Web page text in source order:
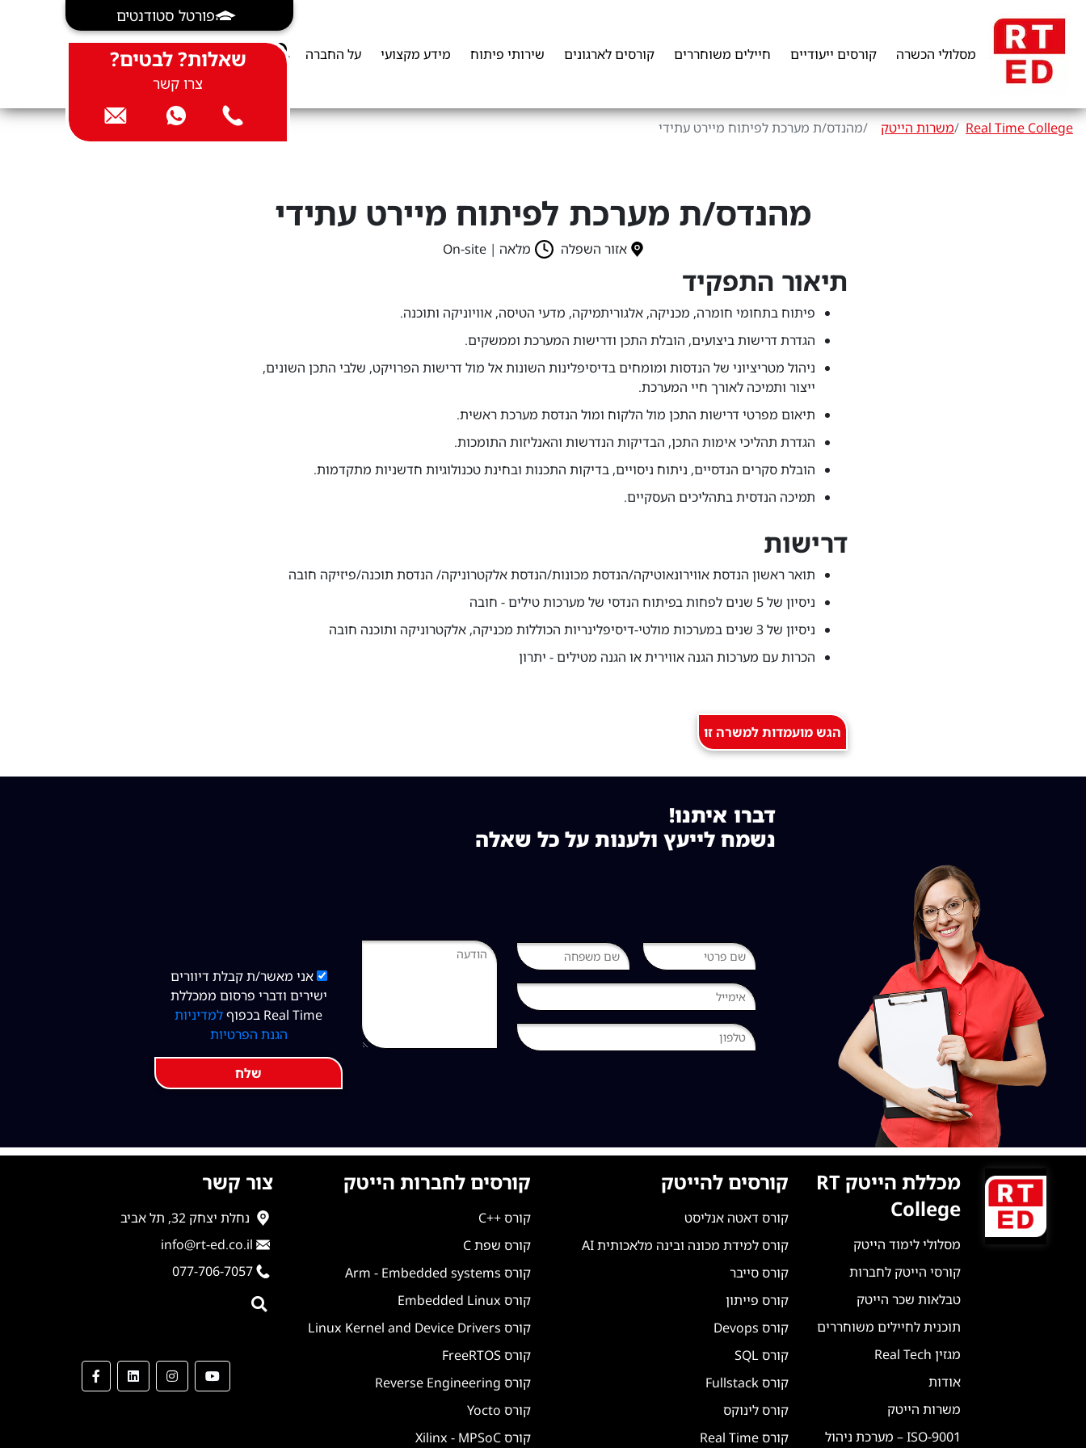
על החברה מידע מקצועי שירותי פיתוח קורסים לארגונים חיילים משוחררים קורסים ייעודיים מסלולי הכשרה
פורטל סטודנטים
שאלות? לבטים?
צרו קשר
Real Time College משרות הייטק מהנדס/ת מערכת לפיתוח מיירט עתידי
מהנדס/ת מערכת לפיתוח מיירט עתידי
אזור השפלה מלאה | On-site
תיאור התפקיד
פיתוח בתחומי חומרה, מכניקה, אלגוריתמיקה, מדעי הטיסה, אוויוניקה ותוכנה.
הגדרת דרישות ביצועים, הובלת התכן ודרישות המערכת וממשקים.
ניהול מטריציוני של הנדסות ומומחים בדיסיפלינות השונות אל מול דרישות הפרויקט, שלבי התכן השונים,
ייצור ותמיכה לאורך חיי המערכת.
תיאום מפרטי דרישות התכן מול הלקוח ומול הנדסת מערכת ראשית.
הגדרת תהליכי אימות התכן, הבדיקות הנדרשות והאנליזות התומכות.
הובלת סקרים הנדסיים, ניתוח ניסויים, בדיקות התכנות ובחינת טכנולוגיות חדשניות מתקדמות.
תמיכה הנדסית בתהליכים העסקיים.
דרישות
תואר ראשון הנדסת אווירונאוטיקה/הנדסת מכונות/הנדסת אלקטרוניקה/ הנדסת תוכנה/פיזיקה חובה
ניסיון של 5 שנים לפחות בפיתוח הנדסי של מערכות טילים - חובה
ניסיון של 3 שנים במערכות מולטי-דיסיפלינריות הכוללות מכניקה, אלקטרוניקה ותוכנה חובה
הכרות עם מערכות הגנה אווירית או הגנה מטילים - יתרון
הגש מועמדות למשרה זו
דברו איתנו!
נשמח לייעץ ולענות על כל שאלה
אני מאשר/ת קבלת דיוורים
ישירים ודברי פרסום ממכללת
Real Time בכפוף
למדיניות
הגנת הפרטיות
שלח
מכללת הייטק RT
College
מסלולי לימוד הייטק
קורסי הייטק לחברות
טבלאות שכר הייטק
תוכנית לחיילים משוחררים
מגזין Real Tech
אודות
משרות הייטק
ISO-9001 – מערכת ניהול
קורסים להייטק
קורס דאטה אנליסט
קורס למידת מכונה ובינה מלאכותית AI
קורס סייבר
קורס פייתון
קורס Devops
קורס SQL
קורס Fullstack
קורס לינוקס
קורס Real Time
קורסים לחברות הייטק
קורס ++C
קורס שפת C
קורס Arm - Embedded systems
קורס Embedded Linux
קורס Linux Kernel and Device Drivers
קורס FreeRTOS
קורס Reverse Engineering
קורס Yocto
קורס Xilinx - MPSoC
צור קשר
נחלת יצחק 32, תל אביב
info@rt-ed.co.il
077-706-7057